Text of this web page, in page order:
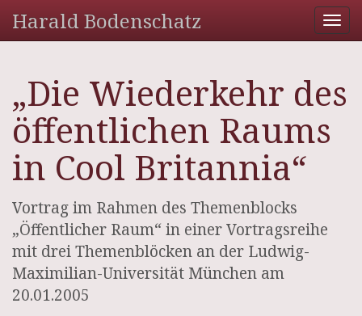
Harald Bodenschatz
„Die Wiederkehr des
öffentlichen Raums
in Cool Britannia“
Vortrag im Rahmen des Themenblocks
„Öffentlicher Raum“ in einer Vortragsreihe
mit drei Themenblöcken an der Ludwig-
Maximilian-Universität München am
20.01.2005